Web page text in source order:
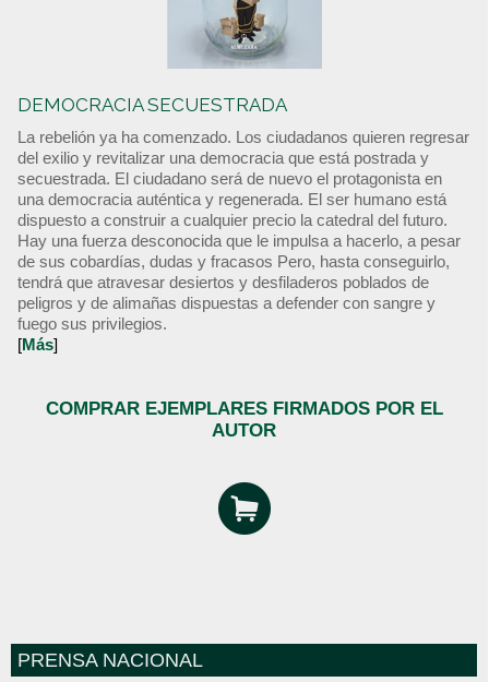
DEMOCRACIA SECUESTRADA
La rebelión ya ha comenzado. Los ciudadanos quieren regresar
del exilio y revitalizar una democracia que está postrada y
secuestrada. El ciudadano será de nuevo el protagonista en
una democracia auténtica y regenerada. El ser humano está
dispuesto a construir a cualquier precio la catedral del futuro.
Hay una fuerza desconocida que le impulsa a hacerlo, a pesar
de sus cobardías, dudas y fracasos Pero, hasta conseguirlo,
tendrá que atravesar desiertos y desfiladeros poblados de
peligros y de alimañas dispuestas a defender con sangre y
fuego sus privilegios.
[Más]
COMPRAR EJEMPLARES FIRMADOS POR EL
AUTOR
PRENSA NACIONAL